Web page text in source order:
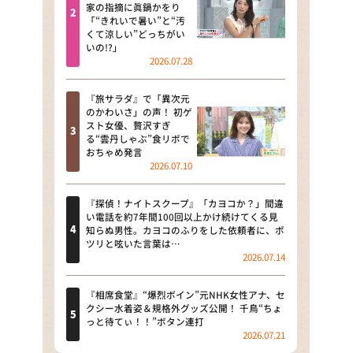
河合＆A.B.C-Z塚田×福井アナ
「なんでやねん！？」（news お
かえり）
DAIGOも台所 ～きょうの献立 何
にする？～
本日はダイアンなり！シーズン２
朝だ！生です旅サラダ
教えて！ニュースライブ 正義の
ミカタ
ＬＩＦＥ～夢のカタチ～
新婚さんいらっしゃい！
ポツンと一軒家
ザキ山小屋本館
家の指摘に眞鍋かをり
「“きれいで暑い”と“汚
くて涼しい”どっちがい
いの!?」
2026.07.28
『旅サラダ』で「異次元
のかわいさ」の声！ 初ゲ
スト女優、贅沢すぎ
る“雲丹しゃぶ”食リポで
おちゃめ発言
2026.07.10
『探偵！ナイトスクープ』「カヨコか？」間違
い電話を約7年間100回以上かけ続けてくる見
知らぬ男性。カヨコのふりをした依頼者に、ポ
ツリと呟いた言葉は…
2026.07.14
『相席食堂』“爆烈ボイン”元NHK女性アナ、セ
クシー水着姿＆規格外グッズ公開！ 千鳥“ちょ
っと待てぃ！！”ボタン連打
2026.07.21